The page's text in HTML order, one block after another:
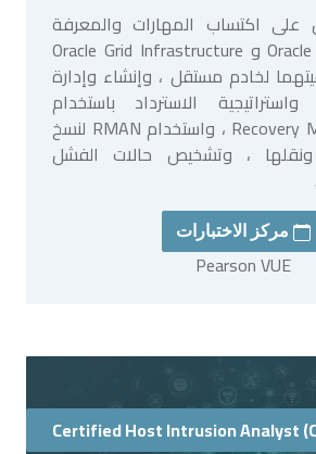
على اكتساب المهارات والمعرفة
لتثبيت Oracle Database و Oracle Grid Infrastructure
لخادم مستقل ، وإنشاء وإدارة
الاسترداد باستخدام
Recovery Manager (RMAN) ، واستخدام RMAN لنسخ
ونقلها ، وتشخيص حالات الفشل
مركز الاختبارات
Pearson VUE
Certified Host Intrusion Analyst